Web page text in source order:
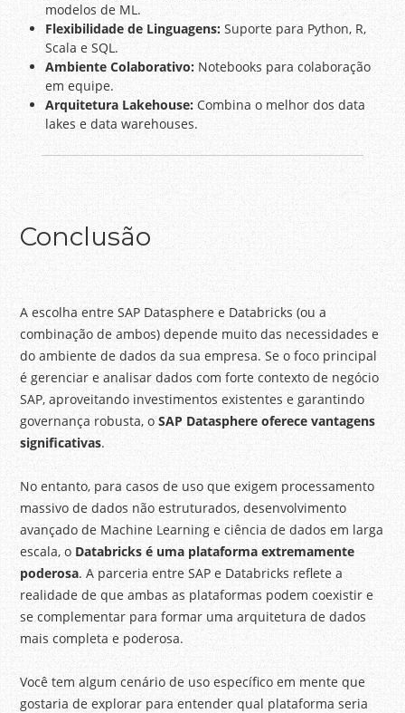
modelos de ML.
Flexibilidade de Linguagens: Suporte para Python, R,
Scala e SQL.
Ambiente Colaborativo: Notebooks para colaboração
em equipe.
Arquitetura Lakehouse: Combina o melhor dos data
lakes e data warehouses.
Conclusão
A escolha entre SAP Datasphere e Databricks (ou a
combinação de ambos) depende muito das necessidades e
do ambiente de dados da sua empresa. Se o foco principal
é gerenciar e analisar dados com forte contexto de negócio
SAP, aproveitando investimentos existentes e garantindo
governança robusta, oSAP Datasphere oferece vantagens
significativas.
No entanto, para casos de uso que exigem processamento
massivo de dados não estruturados, desenvolvimento
avançado de Machine Learning e ciência de dados em larga
escala, o Databricks é uma plataforma extremamente
poderosa. A parceria entre SAP e Databricks reflete a
realidade de que ambas as plataformas podem coexistir e
se complementar para formar uma arquitetura de dados
mais completa e poderosa.
Você tem algum cenário de uso específico em mente que
gostaria de explorar para entender qual plataforma seria